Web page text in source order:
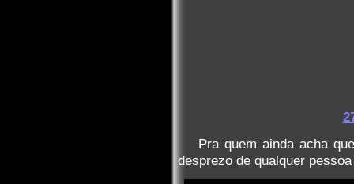
Pra quem ainda acha
desprezo de qualquer